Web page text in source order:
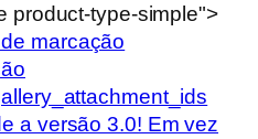
product-type-simple">
a versão 3.0! Em vez